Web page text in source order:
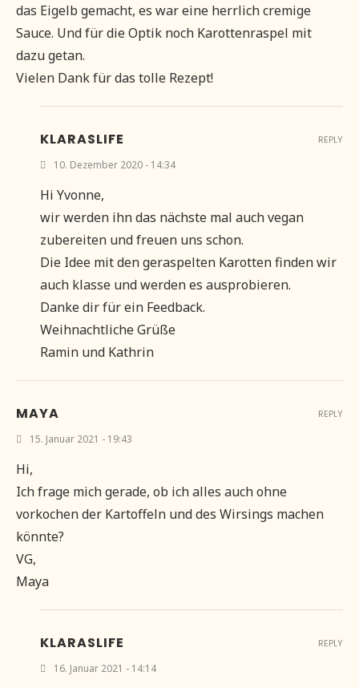
das Eigelb gemacht, es war eine herrlich cremige
Sauce. Und für die Optik noch Karottenraspel mit
dazu getan.
Vielen Dank für das tolle Rezept!
KLARASLIFE
10. Dezember 2020 - 14:34
Hi Yvonne,
wir werden ihn das nächste mal auch vegan
zubereiten und freuen uns schon.
Die Idee mit den geraspelten Karotten finden wir
auch klasse und werden es ausprobieren.
Danke dir für ein Feedback.
Weihnachtliche Grüße
Ramin und Kathrin
REPLY
MAYA
15. Januar 2021 - 19:43
Hi,
Ich frage mich gerade, ob ich alles auch ohne
vorkochen der Kartoffeln und des Wirsings machen
könnte?
VG,
Maya
REPLY
KLARASLIFE
16. Januar 2021 - 14:14
REPLY